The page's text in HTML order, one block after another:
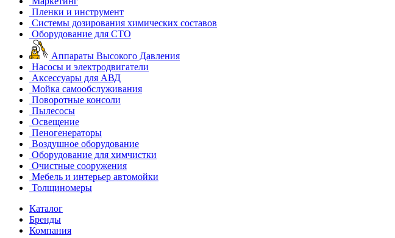
Пленки и инструмент
Системы дозирования химических составов
Оборудование для СТО
Аппараты Высокого Давления
Насосы и электродвигатели
Аксессуары для АВД
Мойка самообслуживания
Поворотные консоли
Пылесосы
Освещение
Пеногенераторы
Воздушное оборудование
Оборудование для химчистки
Очистные сооружения
Мебель и интерьер автомойки
Толщиномеры
Каталог
Бренды
Компания